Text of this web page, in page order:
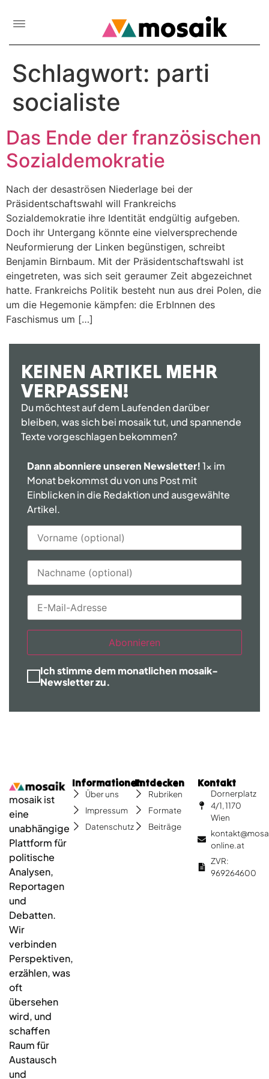
Schlagwort: parti
socialiste
Das Ende der französischen
Sozialdemokratie
Nach der desaströsen Niederlage bei der
Präsidentschaftswahl will Frankreichs
Sozialdemokratie ihre Identität endgültig aufgeben.
Doch ihr Untergang könnte eine vielversprechende
Neuformierung der Linken begünstigen, schreibt
Benjamin Birnbaum. Mit der Präsidentschaftswahl ist
eingetreten, was sich seit geraumer Zeit abgezeichnet
hatte. Frankreichs Politik besteht nun aus drei Polen, die
um die Hegemonie kämpfen: die ErbInnen des
Faschismus um […]
KEINEN ARTIKEL MEHR
VERPASSEN!
Du möchtest auf dem Laufenden darüber
bleiben, was sich bei mosaik tut, und spannende
Texte vorgeschlagen bekommen?
Dann abonniere unseren Newsletter!1x im
Monat bekommst du von uns Post mit
Einblicken in die Redaktion und ausgewählte
Artikel.
Abonnieren
Ich stimme dem monatlichen mosaik-
Newsletter zu.
mosaik ist
eine
unabhängige
Plattform für
politische
Analysen,
Reportagen
und
Debatten.
Wir
verbinden
Perspektiven,
erzählen, was
oft
übersehen
wird, und
schaffen
Raum für
Austausch
und
Informationen
Über uns
Impressum
Datenschutz
Entdecken
Rubriken
Formate
Beiträge
Kontakt
Dornerplatz
4/1, 1170
Wien
online.at
ZVR:
969264600